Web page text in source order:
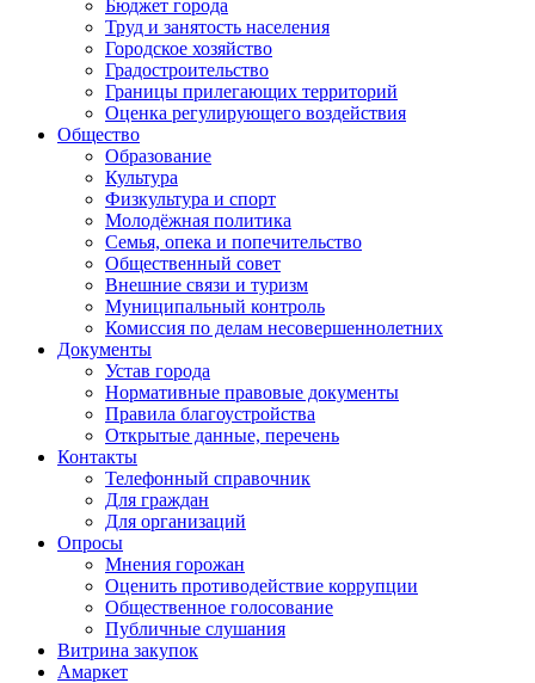
Бюджет города
Труд и занятость населения
Городское хозяйство
Градостроительство
Границы прилегающих территорий
Оценка регулирующего воздействия
Общество
Образование
Культура
Физкультура и спорт
Молодёжная политика
Семья, опека и попечительство
Общественный совет
Внешние связи и туризм
Муниципальный контроль
Комиссия по делам несовершеннолетних
Документы
Устав города
Нормативные правовые документы
Правила благоустройства
Открытые данные, перечень
Контакты
Телефонный справочник
Для граждан
Для организаций
Опросы
Мнения горожан
Оценить противодействие коррупции
Общественное голосование
Публичные слушания
Витрина закупок
Амаркет